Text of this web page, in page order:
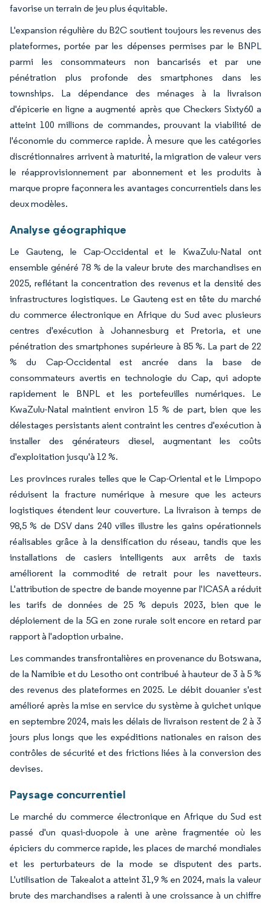
favorise un terrain de jeu plus équitable.
L'expansion régulière du B2C soutient toujours les revenus des
plateformes, portée par les dépenses permises par le BNPL
parmi les consommateurs non bancarisés et par une
pénétration plus profonde des smartphones dans les
townships. La dépendance des ménages à la livraison
d'épicerie en ligne a augmenté après que Checkers Sixty60 a
atteint 100 millions de commandes, prouvant la viabilité de
l'économie du commerce rapide. À mesure que les catégories
discrétionnaires arrivent à maturité, la migration de valeur vers
le réapprovisionnement par abonnement et les produits à
marque propre façonnera les avantages concurrentiels dans les
deux modèles.
Analyse géographique
Le Gauteng, le Cap-Occidental et le KwaZulu-Natal ont
ensemble généré 78 % de la valeur brute des marchandises en
2025, reflétant la concentration des revenus et la densité des
infrastructures logistiques. Le Gauteng est en tête du marché
du commerce électronique en Afrique du Sud avec plusieurs
centres d'exécution à Johannesburg et Pretoria, et une
pénétration des smartphones supérieure à 85 %. La part de 22
% du Cap-Occidental est ancrée dans la base de
consommateurs avertis en technologie du Cap, qui adopte
rapidement le BNPL et les portefeuilles numériques. Le
KwaZulu-Natal maintient environ 15 % de part, bien que les
délestages persistants aient contraint les centres d'exécution à
installer des générateurs diesel, augmentant les coûts
d'exploitation jusqu'à 12 %.
Les provinces rurales telles que le Cap-Oriental et le Limpopo
réduisent la fracture numérique à mesure que les acteurs
logistiques étendent leur couverture. La livraison à temps de
98,5 % de DSV dans 240 villes illustre les gains opérationnels
réalisables grâce à la densification du réseau, tandis que les
installations de casiers intelligents aux arrêts de taxis
améliorent la commodité de retrait pour les navetteurs.
L'attribution de spectre de bande moyenne par l'ICASA a réduit
les tarifs de données de 25 % depuis 2023, bien que le
déploiement de la 5G en zone rurale soit encore en retard par
rapport à l'adoption urbaine.
Les commandes transfrontalières en provenance du Botswana,
de la Namibie et du Lesotho ont contribué à hauteur de 3 à 5 %
des revenus des plateformes en 2025. Le débit douanier s'est
amélioré après la mise en service du système à guichet unique
en septembre 2024, mais les délais de livraison restent de 2 à 3
jours plus longs que les expéditions nationales en raison des
contrôles de sécurité et des frictions liées à la conversion des
devises.
Paysage concurrentiel
Le marché du commerce électronique en Afrique du Sud est
passé d'un quasi-duopole à une arène fragmentée où les
épiciers du commerce rapide, les places de marché mondiales
et les perturbateurs de la mode se disputent des parts.
L'utilisation de Takealot a atteint 31,9 % en 2024, mais la valeur
brute des marchandises a ralenti à une croissance à un chiffre